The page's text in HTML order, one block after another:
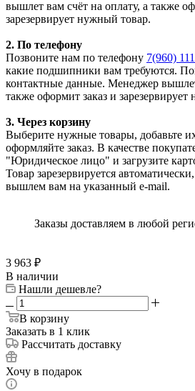
вышлет вам счёт на оплату, а также
зарезервирует нужный товар.
2. По телефону
Позвоните нам по телефону 7(960)
какие подшипники вам требуются.
контактные данные. Менеджер
также оформит заказ и
3. Через корзину
Выберите нужные товары, добавьте
оформляйте заказ. В качестве
"Юридическое лицо" и загрузите
Товар зарезервируется
вышлем вам на указанный e-mail.
Заказы доставляем в любой
3 963 ₽
В наличии
Нашли дешевле?
В корзину
Заказать в 1 клик
Рассчитать доставку
Хочу в подарок